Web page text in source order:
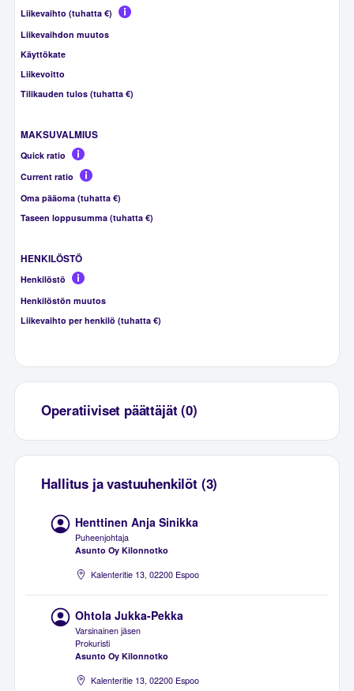
Liikevaihto (tuhatta €)
Liikevaihdon muutos
Käyttökate
Liikevoitto
Tilikauden tulos (tuhatta €)
MAKSUVALMIUS
Quick ratio
Current ratio
Oma pääoma (tuhatta €)
Taseen loppusumma (tuhatta €)
HENKILÖSTÖ
Henkilöstö
Henkilöstön muutos
Liikevaihto per henkilö (tuhatta €)
Operatiiviset päättäjät (0)
Hallitus ja vastuuhenkilöt (3)
Henttinen Anja Sinikka
Puheenjohtaja
Asunto Oy Kilonnotko
Kalenteritie 13, 02200 Espoo
Ohtola Jukka-Pekka
Varsinainen jäsen
Prokuristi
Asunto Oy Kilonnotko
Kalenteritie 13, 02200 Espoo